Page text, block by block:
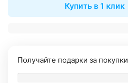
Купить в 1 клик
Получайте подарки за покупки